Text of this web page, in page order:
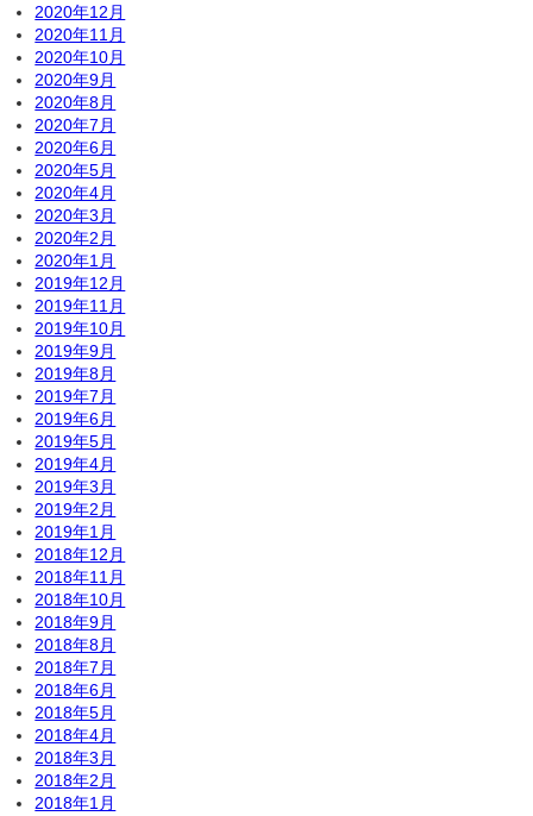
2020年12月
2020年11月
2020年10月
2020年9月
2020年8月
2020年7月
2020年6月
2020年5月
2020年4月
2020年3月
2020年2月
2020年1月
2019年12月
2019年11月
2019年10月
2019年9月
2019年8月
2019年7月
2019年6月
2019年5月
2019年4月
2019年3月
2019年2月
2019年1月
2018年12月
2018年11月
2018年10月
2018年9月
2018年8月
2018年7月
2018年6月
2018年5月
2018年4月
2018年3月
2018年2月
2018年1月